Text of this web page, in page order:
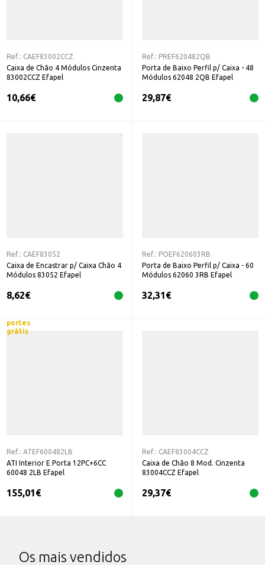
Ref.: CAEF83002CCZ
Caixa de Chão 4 Módulos Cinzenta
83002CCZ Efapel
10,66€
Ref.: PREF620482QB
Porta de Baixo Perfil p/ Caixa - 48
Módulos 62048 2QB Efapel
29,87€
Ref.: CAEF83052
Caixa de Encastrar p/ Caixa Chão 4
Módulos 83052 Efapel
8,62€
Ref.: POEF620603RB
Porta de Baixo Perfil p/ Caixa - 60
Módulos 62060 3RB Efapel
32,31€
portes
grátis
Ref.: ATEF600482LB
ATI Interior E Porta 12PC+6CC
60048 2LB Efapel
155,01€
Ref.: CAEF83004CCZ
Caixa de Chão 8 Mod. Cinzenta
83004CCZ Efapel
29,37€
Os mais vendidos